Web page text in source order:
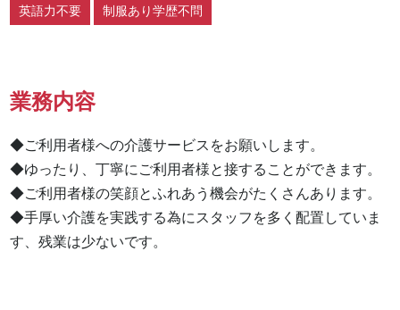
英語力不要
制服あり学歴不問
業務内容
◆ご利用者様への介護サービスをお願いします。
◆ゆったり、丁寧にご利用者様と接することができます。
◆ご利用者様の笑顔とふれあう機会がたくさんあります。
◆手厚い介護を実践する為にスタッフを多く配置していま
す、残業は少ないです。